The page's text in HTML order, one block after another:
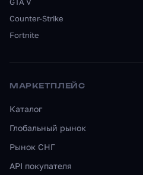
Counter-Strike
Fortnite
МАРКЕТПЛЕЙС
Каталог
Глобальный рынок
Рынок СНГ
API покупателя